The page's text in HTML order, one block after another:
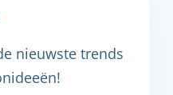
nieuwste trends